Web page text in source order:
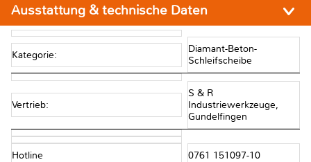
Ausstattung & technische Daten
Kategorie:
Diamant-Beton-
Schleifscheibe
Vertrieb:
S & R
Industriewerkzeuge,
Gundelfingen
Hotline 0761 151097-10